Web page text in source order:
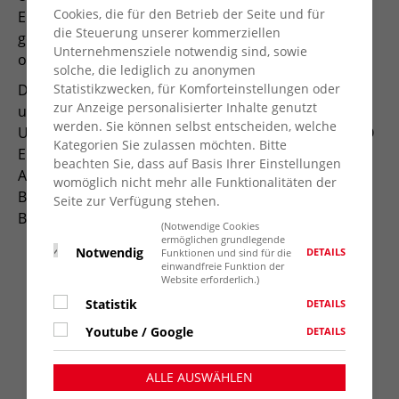
Engagement von Menschen für Menschen ist dabei
genauso beliebt wie handwerkliches, gärtnerisches
oder hauswirtschaftliches Engagement.
Der AWO Kreisverband Wesel e.V. fördert und
unterstützt freiwilliges Engagement.
Unterschiedlichste Betätigungsfelder werden in AWO
Einrichtungen, AWO Ortsvereinen und AWO-Treffs,
AWO Begegnungsstätten und AWO Begegnungs- und
Beratungszentren angeboten. Auch besondere
Betätigungsformen sind möglich, wie z.B.:
Freiwilliges soziales Jahr FSJ
Bundesfreiwilligendienst BFD
Übungsleiter*innen
Ehrenamtspauschale
Ehrenamtliche Betreuer*innen im
Betreuungsverein
Jugendgruppen-Leiter*innen JuLeiCa
Cookies, die für den Betrieb der Seite und für
die Steuerung unserer kommerziellen
Unternehmensziele notwendig sind, sowie
solche, die lediglich zu anonymen
Statistikzwecken, für Komforteinstellungen oder
zur Anzeige personalisierter Inhalte genutzt
werden. Sie können selbst entscheiden, welche
Kategorien Sie zulassen möchten. Bitte
beachten Sie, dass auf Basis Ihrer Einstellungen
womöglich nicht mehr alle Funktionalitäten der
Seite zur Verfügung stehen.
Notwendig
(Notwendige Cookies
ermöglichen grundlegende
Funktionen und sind für die
einwandfreie Funktion der
Website erforderlich.)
DETAILS
Statistik DETAILS
Youtube / Google DETAILS
ALLE AUSWÄHLEN